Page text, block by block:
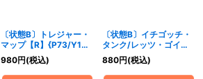
〔状態B〕トレジャー・
マップ【R】{P73/Y15}
《自然》
980円(税込)
〔状態B〕イチゴッチ・
タンク/レッツ・ゴイチ
ゴ【-】{P10/Y18}《自
然》
880円(税込)